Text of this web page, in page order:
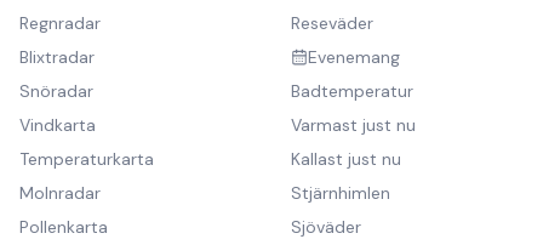
Regnradar
Blixtradar
Snöradar
Vindkarta
Temperaturkarta
Molnradar
Pollenkarta
Reseväder
Evenemang
Badtemperatur
Varmast just nu
Kallast just nu
Stjärnhimlen
Sjöväder